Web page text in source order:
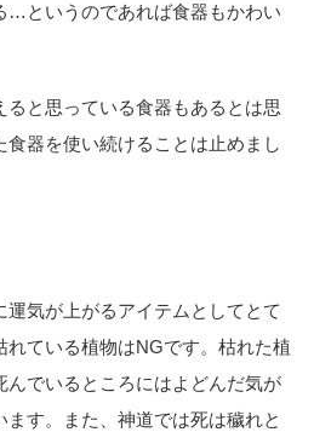
…というのであれば食器もかわい
ると思っている食器もあるとは思
器を使い続けることは止めまし
気が上がるアイテムとしてとて
れている植物はNGです。枯れた植
んでいるところにはよどんだ気が
す。また、神道では死は穢れと